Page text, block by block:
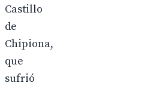
Castillo
de
Chipiona,
que
sufrió